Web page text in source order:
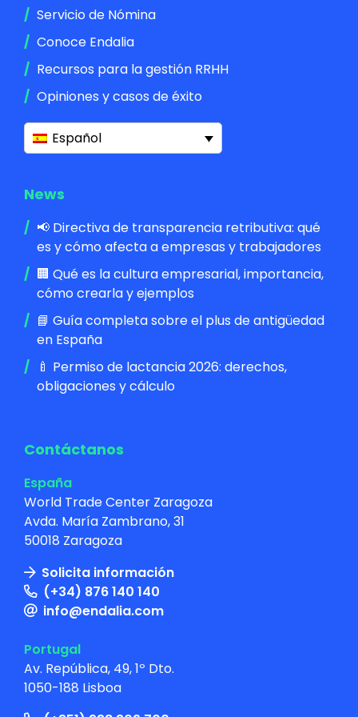
Servicio de Nómina
Conoce Endalia
Recursos para la gestión RRHH
Opiniones y casos de éxito
Español
News
📢 Directiva de transparencia retributiva: qué
es y cómo afecta a empresas y trabajadores
🏢 Qué es la cultura empresarial, importancia,
cómo crearla y ejemplos
📘 Guía completa sobre el plus de antigüedad
en España
🍼 Permiso de lactancia 2026: derechos,
obligaciones y cálculo
Contáctanos
España
World Trade Center Zaragoza
Avda. María Zambrano, 31
50018 Zaragoza
Solicita información
(+34) 876 140 140
info@endalia.com
Portugal
Av. República, 49, 1º Dto.
1050-188 Lisboa